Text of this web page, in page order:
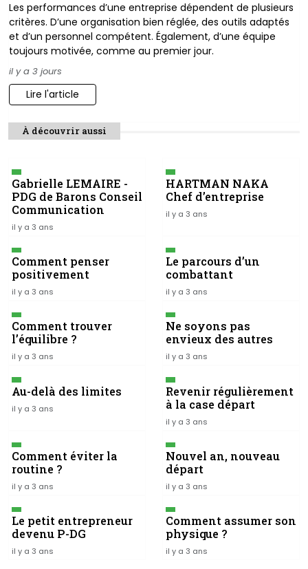
Les performances d’une entreprise dépendent de plusieurs
critères. D’une organisation bien réglée, des outils adaptés
et d’un personnel compétent. Également, d’une équipe
toujours motivée, comme au premier jour.
il y a 3 jours
Lire l'article
À découvrir aussi
Gabrielle LEMAIRE -
PDG de Barons Conseil
Communication
il y a 3 ans
HARTMAN NAKA
Chef d’entreprise
il y a 3 ans
Comment penser
positivement
il y a 3 ans
Le parcours d’un
combattant
il y a 3 ans
Comment trouver
l’équilibre ?
il y a 3 ans
Ne soyons pas
envieux des autres
il y a 3 ans
Au-delà des limites
il y a 3 ans
Revenir régulièrement
à la case départ
il y a 3 ans
Comment éviter la
routine ?
il y a 3 ans
Nouvel an, nouveau
départ
il y a 3 ans
Le petit entrepreneur
devenu P-DG
il y a 3 ans
Comment assumer son
physique ?
il y a 3 ans